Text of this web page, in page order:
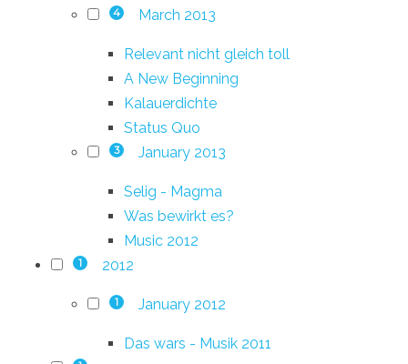
4 March 2013
Relevant nicht gleich toll
A New Beginning
Kalauerdichte
Status Quo
3 January 2013
Selig - Magma
Was bewirkt es?
Music 2012
1 2012
1 January 2012
Das wars - Musik 2011